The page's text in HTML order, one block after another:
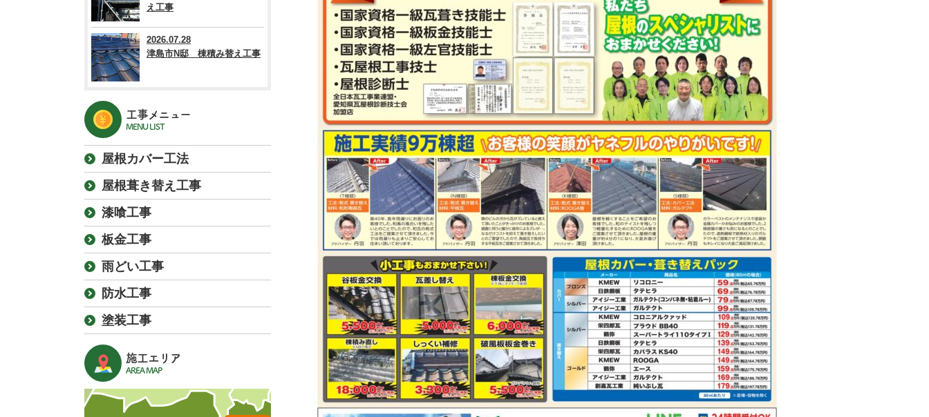
え工事
2026.07.28
津島市N邸 棟積み替え工事
工事メニュー
MENU LIST
屋根カバー工法
屋根葺き替え工事
漆喰工事
板金工事
雨どい工事
防水工事
塗装工事
施工エリア
AREA MAP